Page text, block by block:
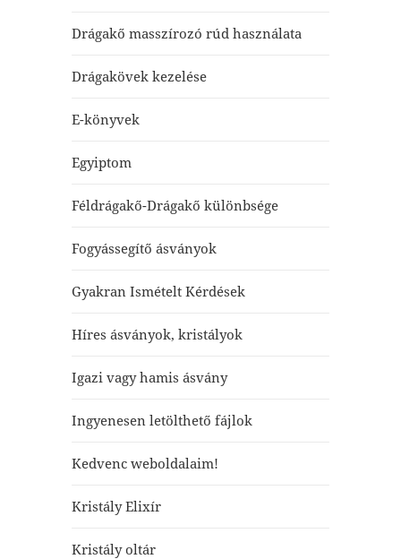
Drágakő masszírozó rúd használata
Drágakövek kezelése
E-könyvek
Egyiptom
Féldrágakő-Drágakő különbsége
Fogyássegítő ásványok
Gyakran Ismételt Kérdések
Híres ásványok, kristályok
Igazi vagy hamis ásvány
Ingyenesen letölthető fájlok
Kedvenc weboldalaim!
Kristály Elixír
Kristály oltár